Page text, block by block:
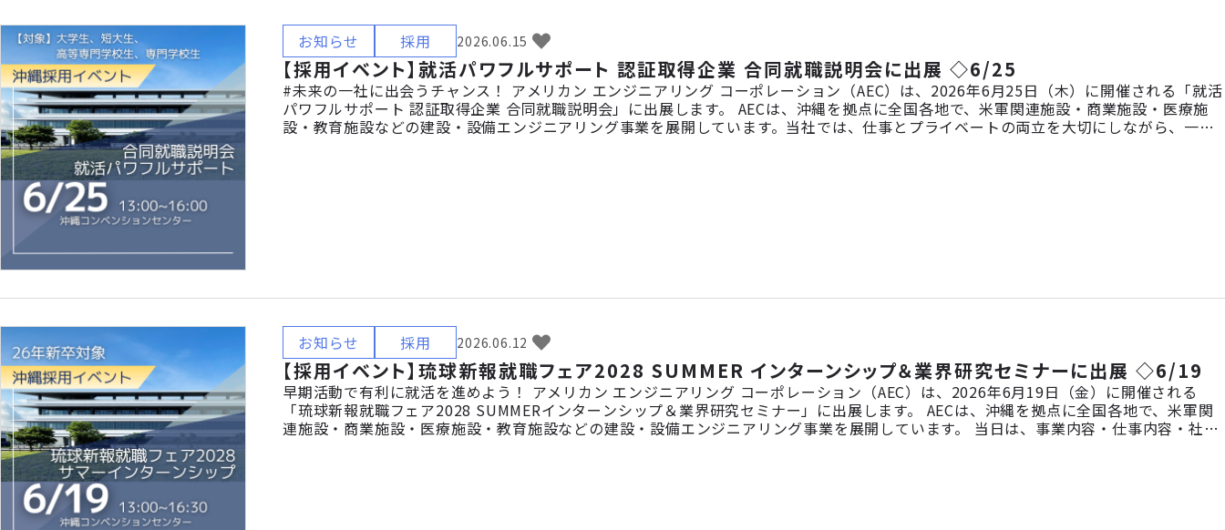
お知らせ 採用 2026.06.15
【採用イベント】就活パワフルサポート 認証取得企業 合同就職説明会に出展 ◇6/25
#未来の一社に出会うチャンス！ アメリカン エンジニアリング コーポレーション（AEC）は、2026年6月25日（木）に開催される「就活
パワフルサポート 認証取得企業 合同就職説明会」に出展します。 AECは、沖縄を拠点に全国各地で、米軍関連施設・商業施設・医療施
設・教育施設などの建設・設備エンジニアリング事業を展開しています。当社では、仕事とプライベートの両立を大切にしながら、一人
お知らせ 採用 2026.06.12
【採用イベント】琉球新報就職フェア2028 SUMMER インターンシップ＆業界研究セミナーに出展 ◇6/19
早期活動で有利に就活を進めよう！ アメリカン エンジニアリング コーポレーション（AEC）は、2026年6月19日（金）に開催される
「琉球新報就職フェア2028 SUMMERインターンシップ＆業界研究セミナー」に出展します。 AECは、沖縄を拠点に全国各地で、米軍関
連施設・商業施設・医療施設・教育施設などの建設・設備エンジニアリング事業を展開しています。 当日は、事業内容・仕事内容・社